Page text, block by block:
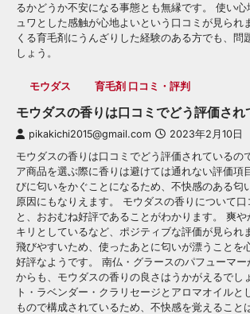
るかどうか不安になる事態とも無縁です。 使い
ュワとした感触が心地よいという口コミが見られ
くる育毛剤にうんざりした経験のある方でも、問
しょう。
モウダス 育毛剤 口コミ・評判
モウダスの香りは口コミでどう評価され
pikakichi2015@gmail.com 2023年2月10日
モウダスの香りは口コミでどう評価されているの
ア商品を選ぶ際に香りは避けては通れない評価項
びに匂いをかぐことになるため、不快感のある匂
原因にもなりえます。 モウダスの香りについて
と、おおむね好評であることがわかります。 爽
キリとしているなど、ポジティブな評価が見られ
飛びやすいため、使ったあとに匂いが漂うことを
好評なようです。 南仏・グラースのパフューマー
からも、モウダスの香りの良さはうかがえるでし
ト・ラベンダー・クラリセージとアロマオイルと
もので構成されているため、不快感を覚えること